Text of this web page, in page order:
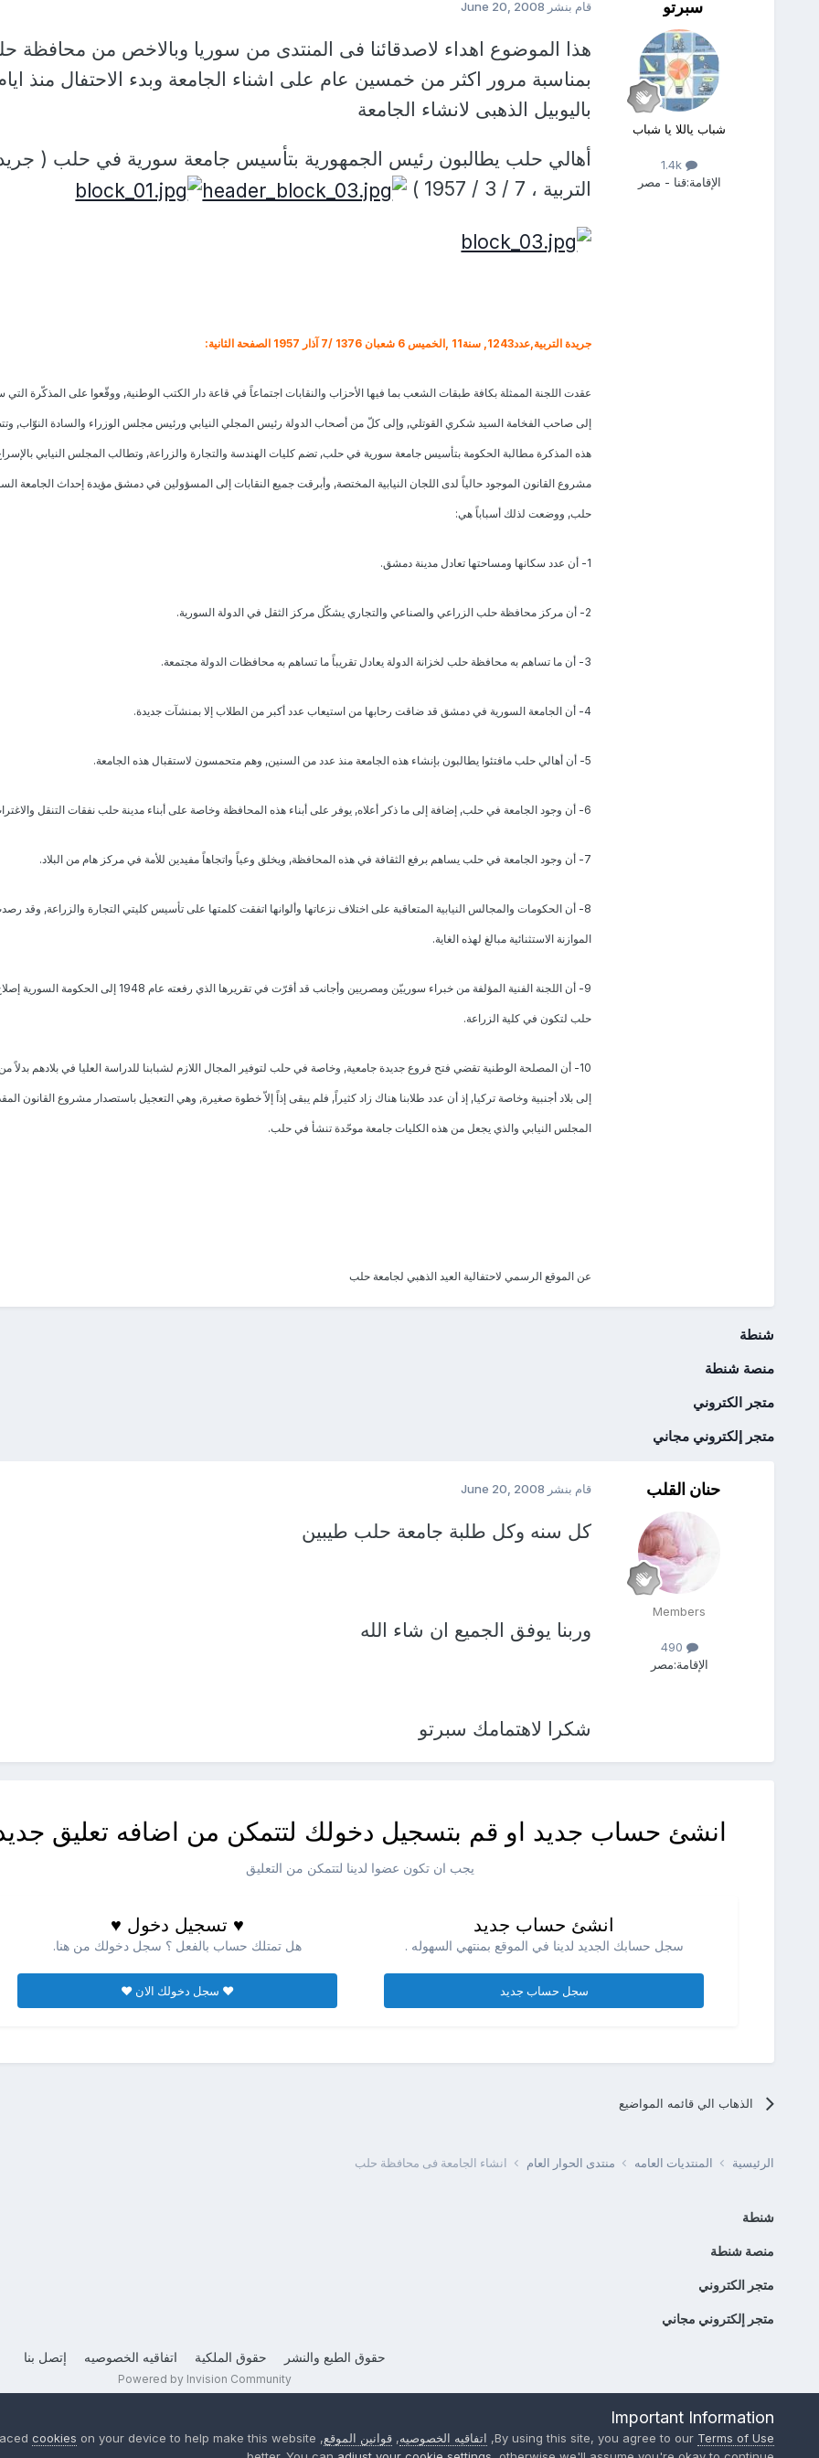
سبرتو
شباب ياللا يا شباب
1.4k
الإقامة:قنا - مصر
قام بنشر June 20, 2008
هذا الموضوع اهداء لاصدقائنا فى المنتدى من سوريا وبالاخص من محافظة
بمناسبة مرور اكثر من خمسين عام على اشناء الجامعة وبدء الاحتفال منذ
باليوبيل الذهبى لانشاء الجامعة
أهالي حلب يطالبون رئيس الجمهورية بتأسيس جامعة سورية في حلب (
التربية ، 7 / 3 / 1957 )
جريدة التربية,عدد1243, سنة11 ,الخميس 6 شعبان 1376 /7 آذار 1957 الصفحة الثانية:
عقدت اللجنة الممثلة بكافة طبقات الشعب بما فيها الأحزاب والنقابات اجتماعاً في قاعة دار الكتب الوطنية, ووقّعوا على المذكّرة التي
إلى صاحب الفخامة السيد شكري القوتلي, وإلى كلّ من أصحاب الدولة رئيس المجلي النيابي ورئيس مجلس الوزراء والسادة النوّاب,
هذه المذكرة مطالبة الحكومة بتأسيس جامعة سورية في حلب, تضم كليات الهندسة والتجارة والزراعة, وتطالب المجلس النيابي بالإسراع
مشروع القانون الموجود حالياً لدى اللجان النيابية المختصة, وأبرقت جميع النقابات إلى المسؤولين في دمشق مؤيدة إحداث الجامعة
حلب, ووضعت لذلك أسباباً هي:
1- أن عدد سكانها ومساحتها تعادل مدينة دمشق.
2- أن مركز محافظة حلب الزراعي والصناعي والتجاري يشكّل مركز الثقل في الدولة السورية.
3- أن ما تساهم به محافظة حلب لخزانة الدولة يعادل تقريباً ما تساهم به محافظات الدولة مجتمعة.
4- أن الجامعة السورية في دمشق قد ضاقت رحابها من استيعاب عدد أكبر من الطلاب إلا بمنشآت جديدة.
5- أن أهالي حلب مافتئوا يطالبون بإنشاء هذه الجامعة منذ عدد من السنين, وهم متحمسون لاستقبال هذه الجامعة.
6- أن وجود الجامعة في حلب, إضافة إلى ما ذكر أعلاه, يوفر على أبناء هذه المحافظة وخاصة على أبناء مدينة حلب نفقات التنقل والاغتراب.
7- أن وجود الجامعة في حلب يساهم برفع الثقافة في هذه المحافظة, ويخلق وعياً واتجاهاً مفيدين للأمة في مركز هام من البلاد.
8- أن الحكومات والمجالس النيابية المتعاقبة على اختلاف نزعاتها وألوانها اتفقت كلمتها على تأسيس كليتي التجارة والزراعة, وقد
الموازنة الاستثنائية مبالغ لهذه الغاية.
9- أن اللجنة الفنية المؤلفة من خبراء سورييّن ومصريين وأجانب قد أقرّت في تقريرها الذي رفعته عام 1948
حلب لتكون في كلية الزراعة.
10- أن المصلحة الوطنية تقضي فتح فروع جديدة جامعية, وخاصة في حلب لتوفير المجال اللازم لشبابنا للدراسة العليا في بلادهم بدلاً
إلى بلاد أجنبية وخاصة تركيا, إذ أن عدد طلابنا هناك زاد كثيراً, فلم يبقى إذاً إلاّ خطوة صغيرة, وهي التعجيل باستصدار مشروع القانون
المجلس النيابي والذي يجعل من هذه الكليات جامعة موحّدة تنشأ في حلب.
عن الموقع الرسمي لاحتفالية العيد الذهبي لجامعة حلب
شنطة
منصة شنطة
متجر الكتروني
متجر إلكتروني مجاني
حنان القلب
Members
الإقامة:مصر
قام بنشر June 20, 2008
كل سنه وكل طلبة جامعة حلب طيبين
وربنا يوفق الجميع ان شاء الله
شكرا لاهتمامك سبرتو
انشئ حساب جديد او قم بتسجيل دخولك لتتمكن من اضافه تعليق
يجب ان تكون عضوا لدينا لتتمكن من التعليق
انشئ حساب جديد
سجل حسابك الجديد لدينا في الموقع بمنتهي السهوله .
سجل حساب جديد
♥ تسجيل دخول ♥
هل تمتلك حساب بالفعل ؟ سجل دخولك من هنا.
♥ سجل دخولك الان ♥
الذهاب الي قائمه المواضيع
الرئيسية المنتديات العامه منتدى الحوار العام انشاء الجامعة فى محافظة حلب
شنطة
منصة شنطة
متجر الكتروني
متجر إلكتروني مجاني
حقوق الطبع والنشر حقوق الملكية اتفاقيه الخصوصيه إتصل بنا
Powered by Invision Community
Important Information
By using this site, you agree to our Terms of Use
, اتفاقيه الخصوصيه, قوانين الموقع, We have placed
cookies on your device to help make this website